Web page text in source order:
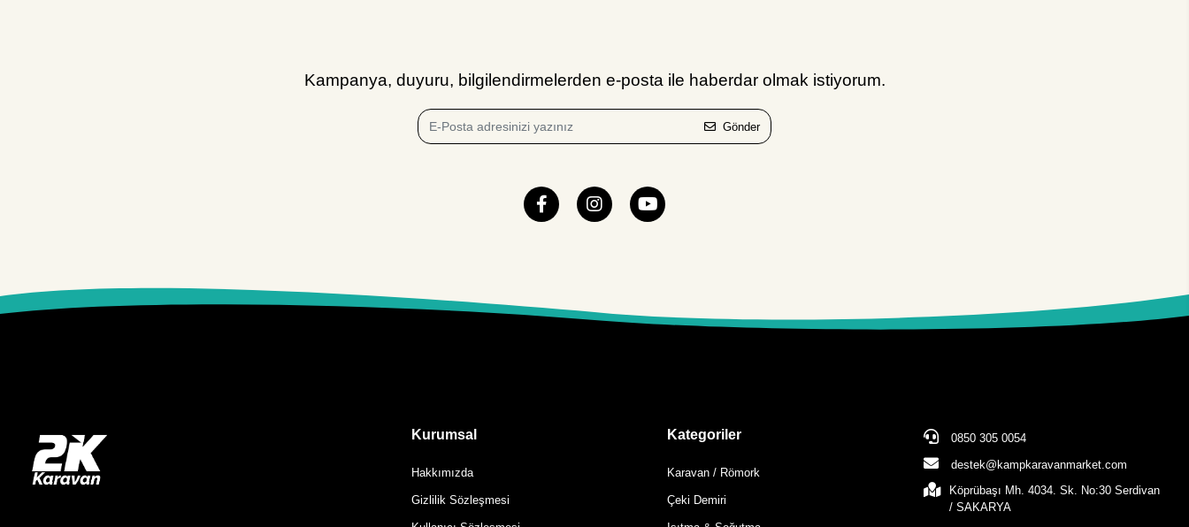
Kampanya, duyuru, bilgilendirmelerden e-posta ile haberdar olmak istiyorum.
Gönder
Kurumsal
Hakkımızda
Gizlilik Sözleşmesi
Kategoriler
Karavan / Römork
Çeki Demiri
0850 305 0054
destek@kampkaravanmarket.com
Köprübaşı Mh. 4034. Sk. No:30 Serdivan
/ SAKARYA